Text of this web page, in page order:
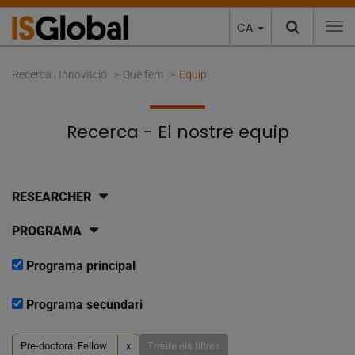
CA
Recerca i Innovació Què fem Equip
Recerca - El nostre equip
RESEARCHER
PROGRAMA
Programa principal
Programa secundari
Pre-doctoral Fellow x Treure els filtres